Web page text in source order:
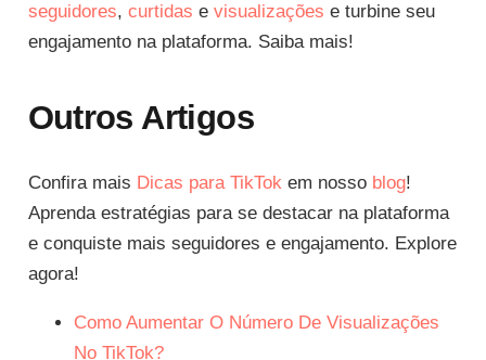
seguidores, curtidas e visualizações e turbine seu
engajamento na plataforma. Saiba mais!
Outros Artigos
Confira mais Dicas para TikTokem nosso blog!
Aprenda estratégias para se destacar na plataforma
e conquiste mais seguidores e engajamento. Explore
agora!
Como Aumentar O Número De Visualizações
No TikTok?